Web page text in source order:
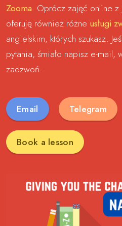
Zooma. Oprócz zajęć online
oferuję również różne usługi
angielskim, których szukasz.
pytania, śmiało napisz e-mail,
zadzwoń.
Email Telegram
Book a lesson